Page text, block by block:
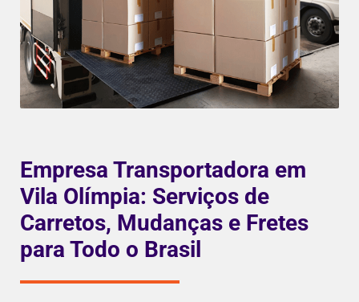
Empresa Transportadora em
Vila Olímpia: Serviços de
Carretos, Mudanças e Fretes
para Todo o Brasil